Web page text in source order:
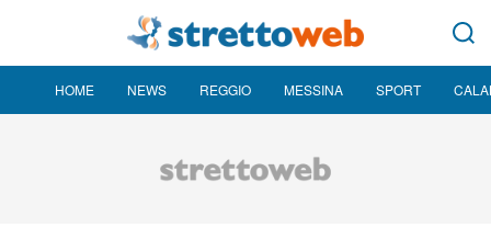
HOME NEWS REGGIO MESSINA SPORT